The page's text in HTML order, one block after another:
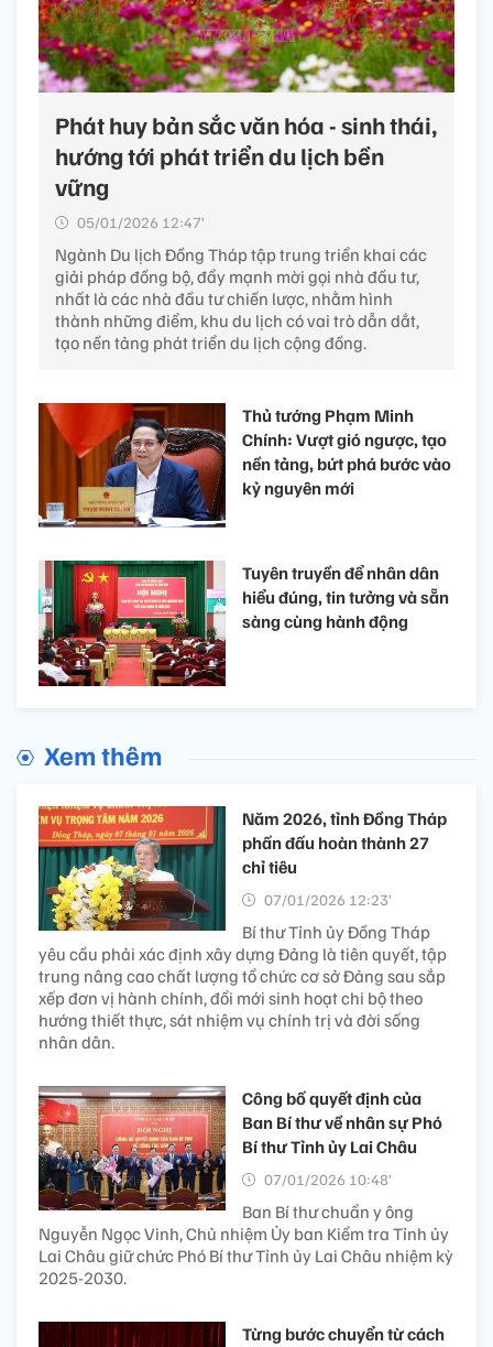
Phát huy bản sắc văn hóa - sinh thái,
hướng tới phát triển du lịch bền
vững
05/01/2026 12:47’
Ngành Du lịch Đồng Tháp tập trung triển khai các
giải pháp đồng bộ, đẩy mạnh mời gọi nhà đầu tư,
nhất là các nhà đầu tư chiến lược, nhằm hình
thành những điểm, khu du lịch có vai trò dẫn dắt,
tạo nền tảng phát triển du lịch cộng đồng.
Thủ tướng Phạm Minh
Chính: Vượt gió ngược, tạo
nền tảng, bứt phá bước vào
kỷ nguyên mới
Tuyên truyền để nhân dân
hiểu đúng, tin tưởng và sẵn
sàng cùng hành động
Xem thêm
Năm 2026, tỉnh Đồng Tháp
phấn đấu hoàn thành 27
chỉ tiêu
07/01/2026 12:23’
Bí thư Tỉnh ủy Đồng Tháp
yêu cầu phải xác định xây dựng Đảng là tiên quyết, tập
trung nâng cao chất lượng tổ chức cơ sở Đảng sau sắp
xếp đơn vị hành chính, đổi mới sinh hoạt chi bộ theo
hướng thiết thực, sát nhiệm vụ chính trị và đời sống
nhân dân.
Công bố quyết định của
Ban Bí thư về nhân sự Phó
Bí thư Tỉnh ủy Lai Châu
07/01/2026 10:48’
Ban Bí thư chuẩn y ông
Nguyễn Ngọc Vinh, Chủ nhiệm Ủy ban Kiểm tra Tỉnh ủy
Lai Châu giữ chức Phó Bí thư Tỉnh ủy Lai Châu nhiệm kỳ
2025-2030.
Từng bước chuyển từ cách